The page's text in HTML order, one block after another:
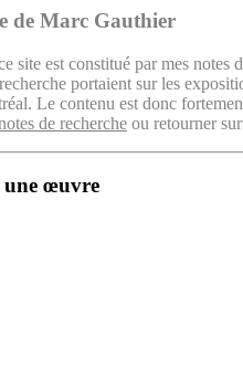
de Marc Gauthier
site est constitué par mes
portaient sur les
Le contenu est donc
de recherche ou retourner
œuvre